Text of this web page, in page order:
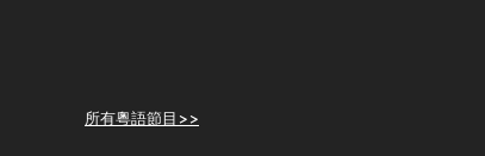
所有粵語節目>>